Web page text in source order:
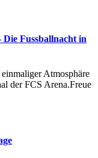
Fussballnacht in
Atmosphäre
der FCS Arena.Freue